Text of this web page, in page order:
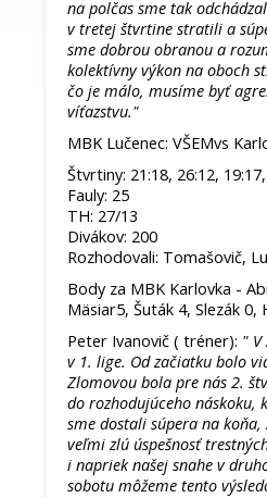
na polčas sme tak
v tretej štvrtine stratili a
sme dobrou obranou a
kolektívny výkon na oboch
čo je málo, musíme byť
víťazstvu."
MBK Lučenec: VŠEMvs
Štvrtiny: 21:18, 26:12,
Fauly: 25
TH: 27/13
Divákov: 200
Rozhodovali: Tomašovič,
Body za MBK Karlovka -
Mäsiar5, Šuták 4, Slezák 0,
Peter Ivanovič ( tréner): " V
v 1. lige. Od začiatku bolo
Zlomovou bola pre nás 2.
do rozhodujúceho
sme dostali súpera na
veľmi zlú úspešnosť
i napriek našej snahe v
sobotu môžeme tento